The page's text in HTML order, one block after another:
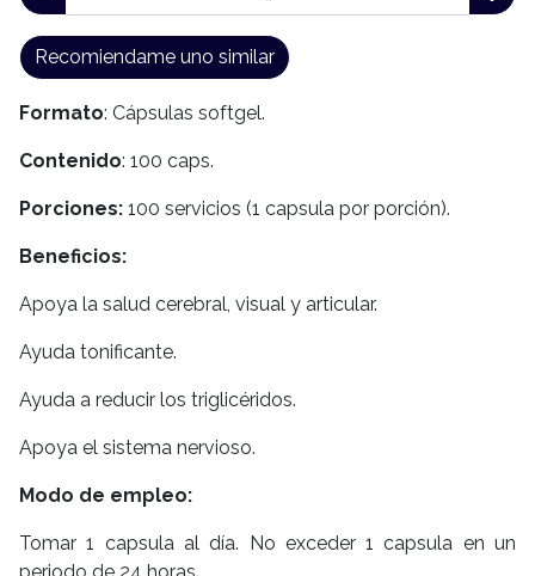
Recomiendame uno similar
Formato: Cápsulas softgel.
Contenido: 100 caps.
Porciones: 100 servicios (1 capsula por porción).
Beneficios:
Apoya la salud cerebral, visual y articular.
Ayuda tonificante.
Ayuda a reducir los triglicéridos.
Apoya el sistema nervioso.
Modo de empleo:
Tomar 1 capsula al día. No exceder 1 capsula en un